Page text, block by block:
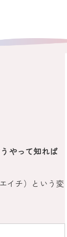
やって知れば
イチ）という変